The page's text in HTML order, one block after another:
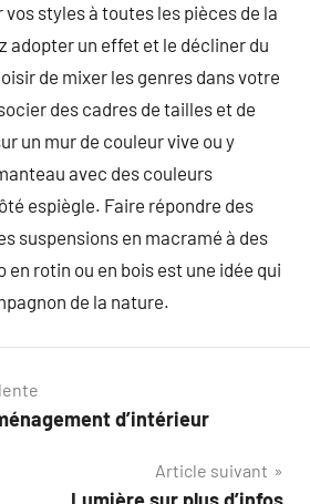
vos styles à toutes les pièces de la
adopter un effet et le décliner du
de mixer les genres dans votre
des cadres de tailles et de
un mur de couleur vive ou y
avec des couleurs
espiègle. Faire répondre des
suspensions en macramé à des
en rotin ou en bois est une idée qui
de la nature.
d’intérieur
Article suivant
Lumière sur plus d’infos